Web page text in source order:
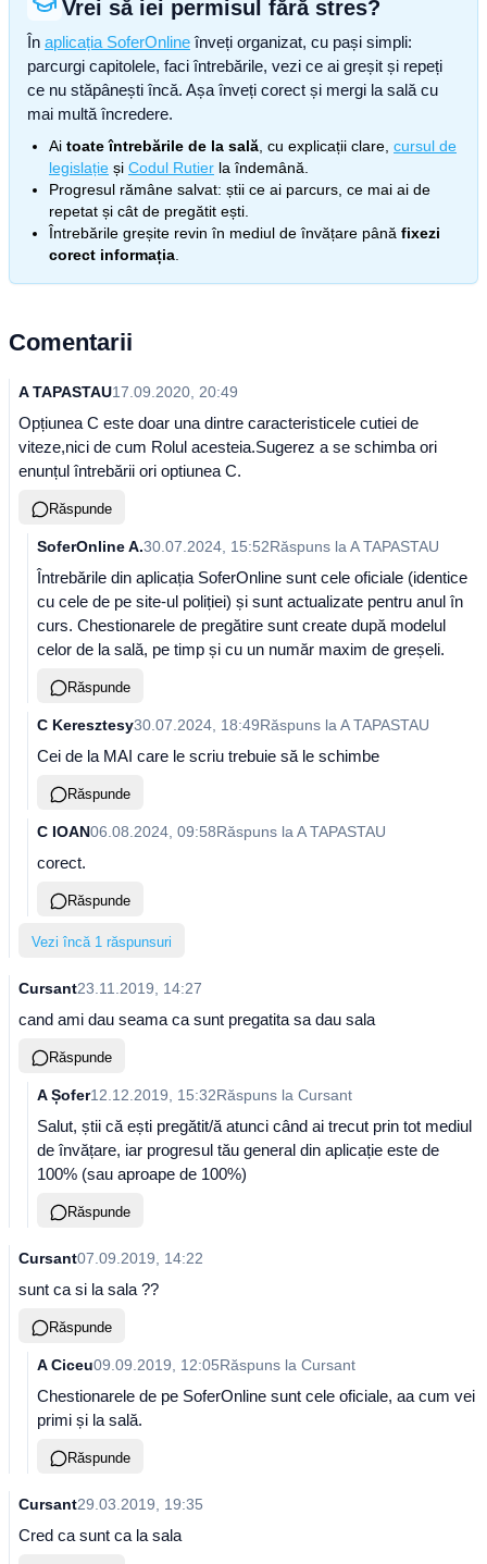
Vrei să iei permisul fără stres?
În aplicația SoferOnline înveți organizat, cu pași simpli:
parcurgi capitolele, faci întrebările, vezi ce ai greșit și repeți
ce nu stăpânești încă. Așa înveți corect și mergi la sală cu
mai multă încredere.
Ai toate întrebările de la sală , cu explicații clare, cursul de
legislație și Codul Rutier la îndemână.
Progresul rămâne salvat: știi ce ai parcurs, ce mai ai de
repetat și cât de pregătit ești.
Întrebările greșite revin în mediul de învățare până fixezi
corect informația
Comentarii
A TAPASTAU17.09.2020, 20:49
Opțiunea C este doar una dintre caracteristicele cutiei de
viteze,nici de cum Rolul acesteia.Sugerez a se schimba ori
enunțul întrebării ori optiunea C.
Răspunde
SoferOnline A.30.07.2024, 15:52Răspuns la A TAPASTAU
Întrebările din aplicația SoferOnline sunt cele oficiale (identice
cu cele de pe site-ul poliției) și sunt actualizate pentru anul în
curs. Chestionarele de pregătire sunt create după modelul
celor de la sală, pe timp și cu un număr maxim de greșeli.
Răspunde
C Keresztesy30.07.2024, 18:49Răspuns la A TAPASTAU
Cei de la MAI care le scriu trebuie să le schimbe
Răspunde
C IOAN06.08.2024, 09:58Răspuns la A TAPASTAU
corect.
Răspunde
Vezi încă 1 răspunsuri
Cursant23.11.2019, 14:27
cand ami dau seama ca sunt pregatita sa dau sala
Răspunde
A Șofer12.12.2019, 15:32Răspuns la Cursant
Salut, știi că ești pregătit/ă atunci când ai trecut prin tot mediul
de învățare, iar progresul tău general din aplicație este de
100% (sau aproape de 100%)
Răspunde
Cursant07.09.2019, 14:22
sunt ca si la sala ??
Răspunde
A Ciceu09.09.2019, 12:05Răspuns la Cursant
Chestionarele de pe SoferOnline sunt cele oficiale, aa cum vei
primi și la sală.
Răspunde
Cursant29.03.2019, 19:35
Cred ca sunt ca la sala